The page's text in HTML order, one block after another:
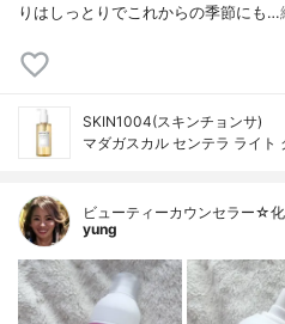
りはしっとりでこれからの季節にも…
SKIN1004(スキンチョンサ)
マダガスカル センテラ ライト
ビューティーカウンセラー☆
yung